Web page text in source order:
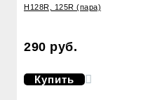
H128R, 125R (пара)
290 руб.
Купить